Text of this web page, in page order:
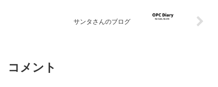
サンタさんのブログ
コメント